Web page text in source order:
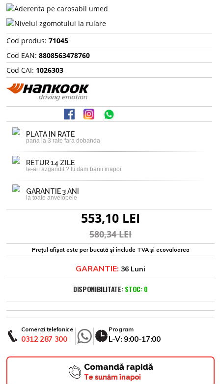
Cod produs: 71045
Cod EAN: 8808563478760
Cod CAI: 1026303
PLATA IN RATE
pana la 3 rate fara dobanda
RETUR 14 ZILE
te-ai razgandit ? Iti dam banii inapoi
GARANTIE 3 ANI
la toate anvelopele
553,10 LEI
580,34 LEI
Prețul afișat este per bucată și include TVA și ecovaloarea
GARANTIE: 36 Luni
DISPONIBILITATE: STOC: 0
Comenzi telefonice
0312 287 300
Program
L-V: 9:00-17:00
Comandă rapidă
Te sunăm înapoi